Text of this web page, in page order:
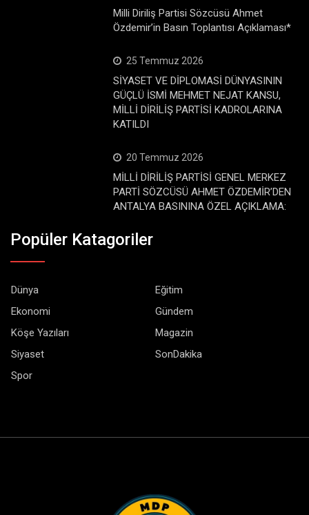
Milli Diriliş Partisi Sözcüsü Ahmet
Özdemir’in Basın Toplantısı Açıklaması*
25 Temmuz 2026
SİYASET VE DİPLOMASİ DÜNYASININ
GÜÇLÜ İSMİ MEHMET NEJAT KANSU,
MİLLİ DİRİLİŞ PARTİSİ KADROLARINA
KATILDI
20 Temmuz 2026
MİLLİ DİRİLİŞ PARTİSİ GENEL MERKEZ
PARTİ SÖZCÜSÜ AHMET ÖZDEMİR’DEN
ANTALYA BASININA ÖZEL AÇIKLAMA:
Popüler Katagoriler
Dünya
Eğitim
Ekonomi
Gündem
Köşe Yazıları
Magazin
Siyaset
SonDakika
Spor